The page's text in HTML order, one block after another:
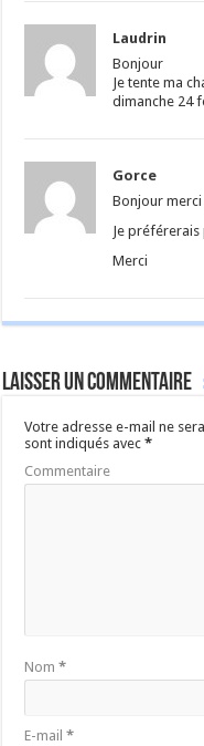
Laudrin
Bonjour
Je tente ma
dimanche 24
Gorce
Bonjour
Je préférerais
Merci
Laisser un commentaire
Votre adresse e-mail ne
sont indiqués avec*
Commentaire
Nom*
E-mail*